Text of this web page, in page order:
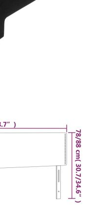
цел.
с бутона "Добави в
да изберете броя
NewPay плаща
и
към тях:
изпращане на
на стойност до
от стойността на
Останалата сума се
без оскъпяване. За
€511.31
на поръчката се